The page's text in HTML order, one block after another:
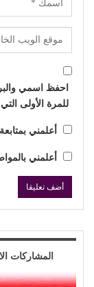
احفظ اسمي
للمرة الأولى
أعلمني
أعلمني
المشاركات